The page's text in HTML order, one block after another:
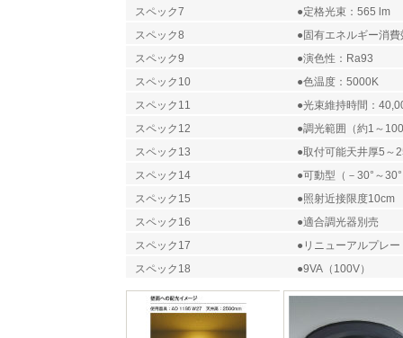
スペック7
●定格光束：565 lm
スペック8
●固有エネルギー消
スペック9
●演色性：Ra93
スペック10
●色温度：5000K
スペック11
●光束維持時間：
スペック12
●調光範囲（約1～
スペック13
●取付可能天井厚5～
スペック14
●可動型（－30°～
スペック15
●照射近接限度10cm
スペック16
●適合調光器別売
スペック17
●リニューアルプレ
スペック18
●9VA（100V）